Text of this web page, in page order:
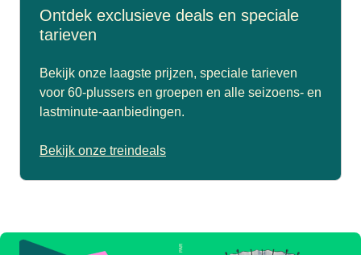
Ontdek exclusieve deals en speciale
tarieven
Bekijk onze laagste prijzen, speciale tarieven
voor 60-plussers en groepen en alle seizoens- en
lastminute-aanbiedingen.
Bekijk onze treindeals